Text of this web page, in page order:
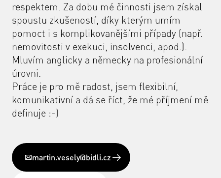
respektem. Za dobu mé činnosti jsem získal
spoustu zkušeností, díky kterým umím
pomoct i s komplikovanějšími případy (např.
nemovitosti v exekuci, insolvenci, apod.).
Mluvím anglicky a německy na profesionální
úrovni.
Práce je pro mě radost, jsem flexibilní,
komunikativní a dá se říct, že mé příjmení mě
definuje :-)
martin.vesely@bidli.cz